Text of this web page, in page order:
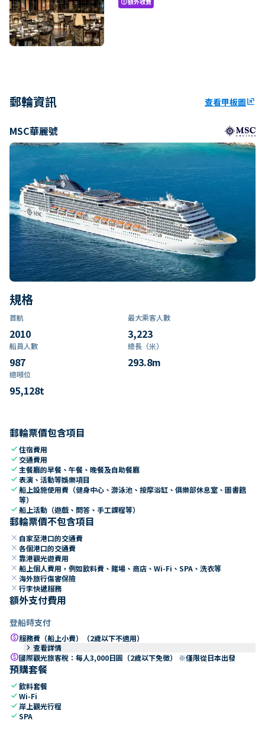
paid
郵輪資訊 查看甲板圖ungroup
MSC華麗號
規格
首航
2010
最大乘客人數
3,223
船員人數
987
總長（米）
293.8m
總噸位
95,128t
郵輪票價包含項目
check住宿費用
check 交通費用
check 主餐廳的早餐、午餐、晚餐及自助餐廳
check表演、活動等娛樂項目
check船上設施使用費（健身中心、游泳池、按摩浴缸、俱樂部休息室、圖書館
等）
check船上活動（遊戲、問答、手工課程等）
郵輪票價不包含項目
close 自家至港口的交通費
close 各個港口的交通費
close 靠港觀光遊費用
close 船上個人費用，例如飲料費、賭場、商店、Wi-Fi、SPA、洗衣等
close 海外旅行傷害保險
close 行李快遞服務
額外支付費用
登船時支付
paid服務費（船上小費）（2歲以下不適用）
keyboard_arrow_right 查看詳情
paid國際觀光旅客稅：每人3,000日圓（2歲以下免徵） ※僅限從日本出發
預購套餐
check飲料套餐
checkWi-Fi
check 岸上觀光行程
checkSPA